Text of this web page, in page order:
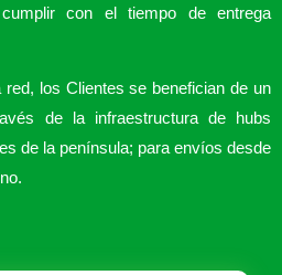
con el tiempo de entrega
los Clientes se benefician de un
de la infraestructura de hubs
de la península; para envíos desde